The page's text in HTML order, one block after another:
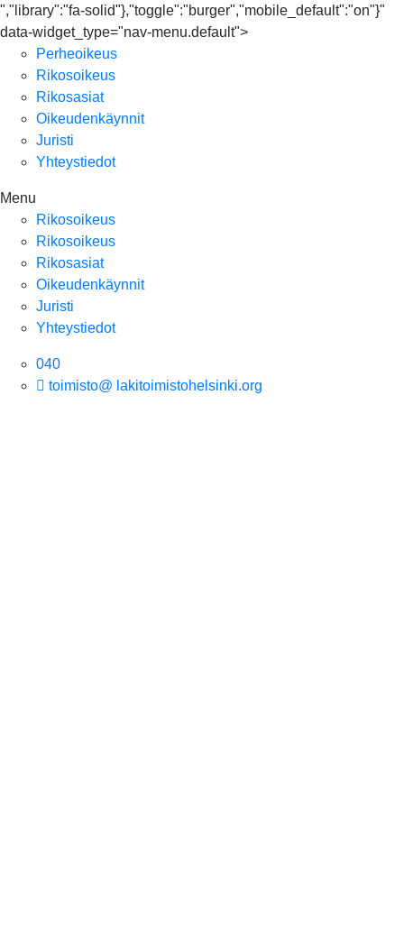
","library":"fa-solid"},"toggle":"burger","mobile_default":"on"}"
data-widget_type="nav-menu.default">
Perheoikeus
Rikosoikeus
Rikosasiat
Oikeudenkäynnit
Juristi
Yhteystiedot
Menu
Rikosoikeus
Rikosoikeus
Rikosasiat
Oikeudenkäynnit
Juristi
Yhteystiedot
040
toimisto@ lakitoimistohelsinki.org